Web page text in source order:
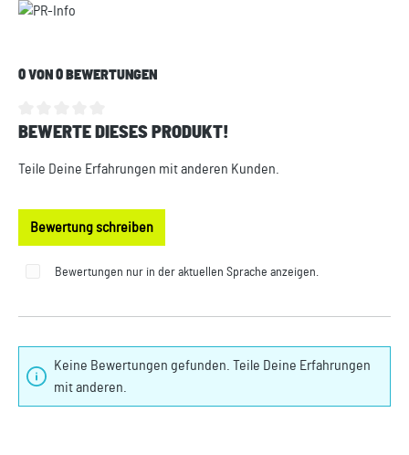
0 VON 0 BEWERTUNGEN
Durchschnittliche Bewertung von 0 von 5 Sternen
BEWERTE DIESES PRODUKT!
Teile Deine Erfahrungen mit anderen Kunden.
Bewertung schreiben
Bewertungen nur in der aktuellen Sprache anzeigen.
Keine Bewertungen gefunden. Teile Deine Erfahrungen
mit anderen.